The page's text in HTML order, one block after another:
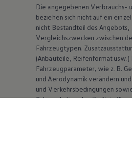
Die angegebenen Verbrauchs-
beziehen sich nicht auf ein
nicht Bestandteil des Angebots,
Vergleichszwecken zwischen
Fahrzeugtypen.
(Anbauteile, Reifenformat usw.)
Fahrzeugparameter, wie z. B.
und Aerodynamik verändern
und Verkehrsbedingungen
Fahrverhalten den